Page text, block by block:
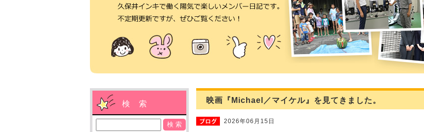
検 索 映画『Michael／マイケル』を見てきました。
2026年06月15日